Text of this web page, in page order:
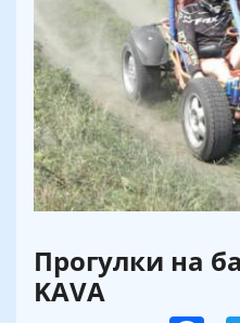
Прогулки на
KAVA